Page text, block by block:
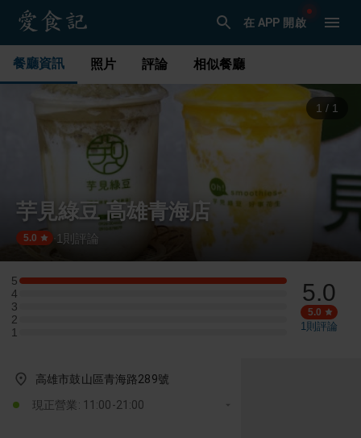
在 APP 開啟
餐廳資訊 照片 評論 相似餐廳
1 / 1
芋見綠豆 高雄青海店
5.0 1 則評論
5
5 星：1 則評論
4
4 星：0 則評論
3
3 星：0 則評論
2
2 星：0 則評論
1
1 星：0 則評論
5.0
5.0
1則評論
高雄市鼓山區青海路289號
現正營業: 11:00-21:00